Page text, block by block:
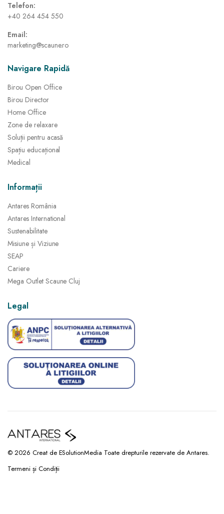
Telefon:
+40 264 454 550
Email:
marketing@scaune.ro
Navigare Rapidă
Birou Open Office
Birou Director
Home Office
Zone de relaxare
Soluții pentru acasă
Spațiu educațional
Medical
Informații
Antares România
Antares International
Sustenabilitate
Misiune și Viziune
SEAP
Cariere
Mega Outlet Scaune Cluj
Legal
© 2026 Creat de ESolutionMedia Toate drepturile rezervate de Antares.
Termeni și Condiții